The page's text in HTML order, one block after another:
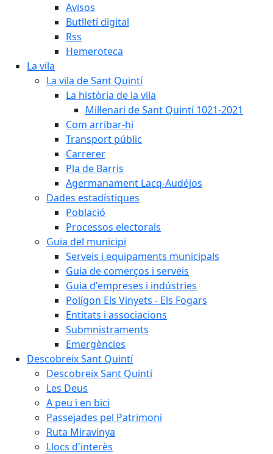
Avisos
Butlletí digital
Rss
Hemeroteca
La vila
La vila de Sant Quintí
La història de la vila
Mil·lenari de Sant Quintí 1021-2021
Com arribar-hi
Transport públic
Carrerer
Pla de Barris
Agermanament Lacq-Audéjos
Dades estadístiques
Població
Processos electorals
Guia del municipi
Serveis i equipaments municipals
Guia de comerços i serveis
Guia d'empreses i indústries
Polígon Els Vinyets - Els Fogars
Entitats i associacions
Submnistraments
Emergències
Descobreix Sant Quintí
Descobreix Sant Quintí
Les Deus
A peu i en bici
Passejades pel Patrimoni
Ruta Miravinya
Llocs d'interès